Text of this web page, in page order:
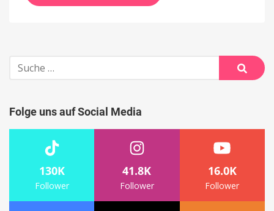
Suche
nach:
Suche
Folge uns auf Social Media
130K
Follower
41.8K
Follower
16.0K
Follower